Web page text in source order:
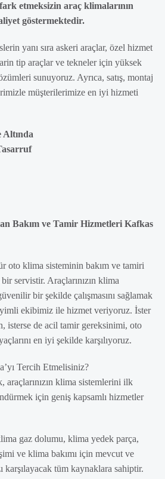
etmeksizin araç klimalarının
göstermektedir.
yanı sıra askeri araçlar, özel hizmet
tip araçlar ve tekneler için yüksek
sunuyoruz. Ayrıca, satış, montaj
müşterilerimize en iyi hizmeti
Altında
Bakım ve Tamir Hizmetleri Kafkas
oto klima sisteminin bakım ve tamiri
servistir. Araçlarınızın klima
bir şekilde çalışmasını sağlamak
ekibimiz ile hizmet veriyoruz. İster
isterse de acil tamir gereksinimi, oto
en iyi şekilde karşılıyoruz.
Tercih Etmelisiniz?
klima sistemlerini ilk
için geniş kapsamlı hizmetler
gaz dolumu, klima yedek parça,
ve klima bakımı için mevcut ve
karşılayacak tüm kaynaklara sahiptir.